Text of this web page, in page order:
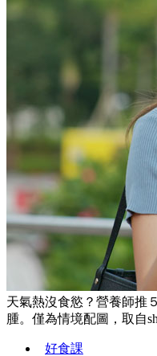
天氣熱沒食慾？營養師推
腫。僅為情境配圖，取自
好食課